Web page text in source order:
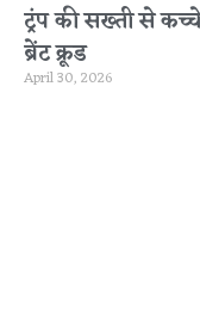
ट्रंप की सख्ती से
ब्रेंट क्रूड
April 30, 2026